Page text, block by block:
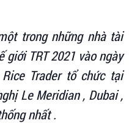
trong những nhà tài
giới TRT 2021 vào ngày
Trader tổ chức tại
Le Meridian , Dubai ,
nhất .